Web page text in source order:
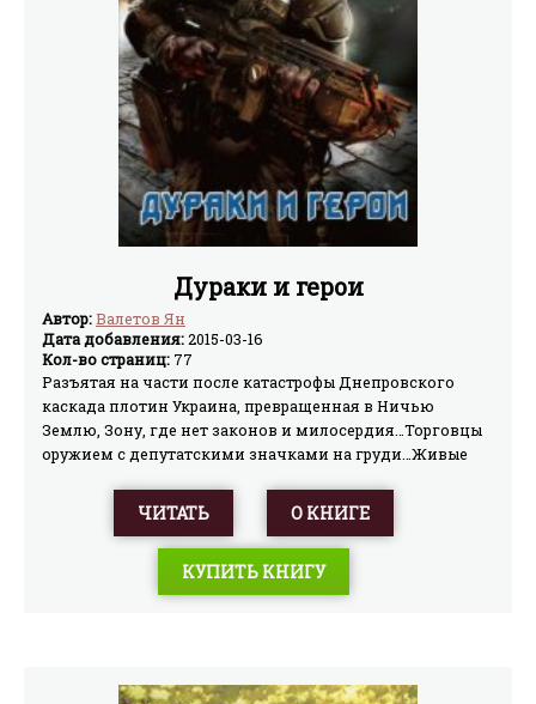
Дураки и герои
Автор:Валетов Ян
Дата добавления:2015-03-16
Кол-во страниц: 77
Разъятая на части после катастрофы Днепровского
каскада плотин Украина, превращенная в Ничью
Землю, Зону, где нет законов и милосердия…Торговцы
оружием с депутатскими значками на груди…Живые
Капище.Шпионские игры на улицах Лондонского
Ковент-Гардена…Герои поневоле, подлецы по
убеждению, жертвы по воле случая – в новой книге
ЧИТАТЬ О КНИГЕ
КУПИТЬ КНИГУ